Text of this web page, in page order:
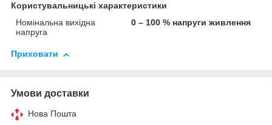
Користувальницькі характеристики
Номінальна вихідна
напруга
0 – 100 % напруги живлення
Приховати
Умови доставки
Нова Пошта